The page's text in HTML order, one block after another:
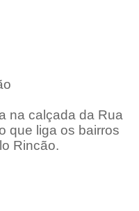
na calçada da Rua
que liga os bairros
Rincão.